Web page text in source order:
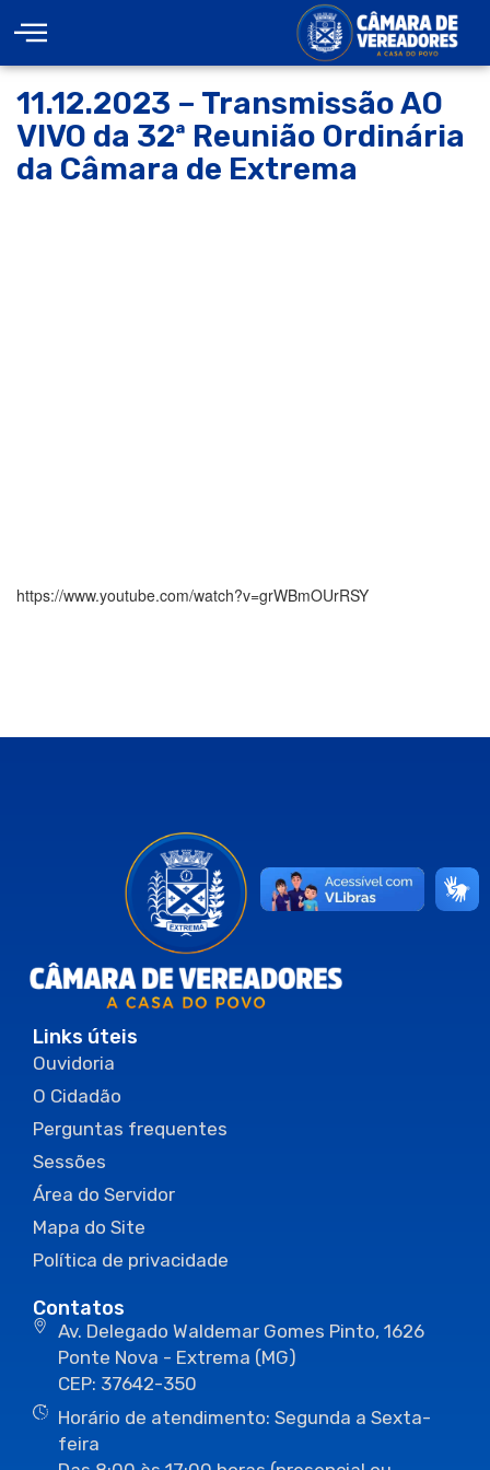
11.12.2023 – Transmissão AO
VIVO da 32ª Reunião Ordinária
da Câmara de Extrema
https://www.youtube.com/watch?v=grWBmOUrRSY
Links úteis
Ouvidoria
O Cidadão
Perguntas frequentes
Sessões
Área do Servidor
Mapa do Site
Política de privacidade
Contatos
Av. Delegado Waldemar Gomes Pinto, 1626
Ponte Nova - Extrema (MG)
CEP: 37642-350
Horário de atendimento: Segunda a Sexta-
feira